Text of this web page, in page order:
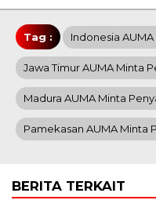
Tag : Indonesia
Jawa Timur AUMA Minta
Madura AUMA Minta
Pamekasan AUMA Minta
BERITA TERKAIT